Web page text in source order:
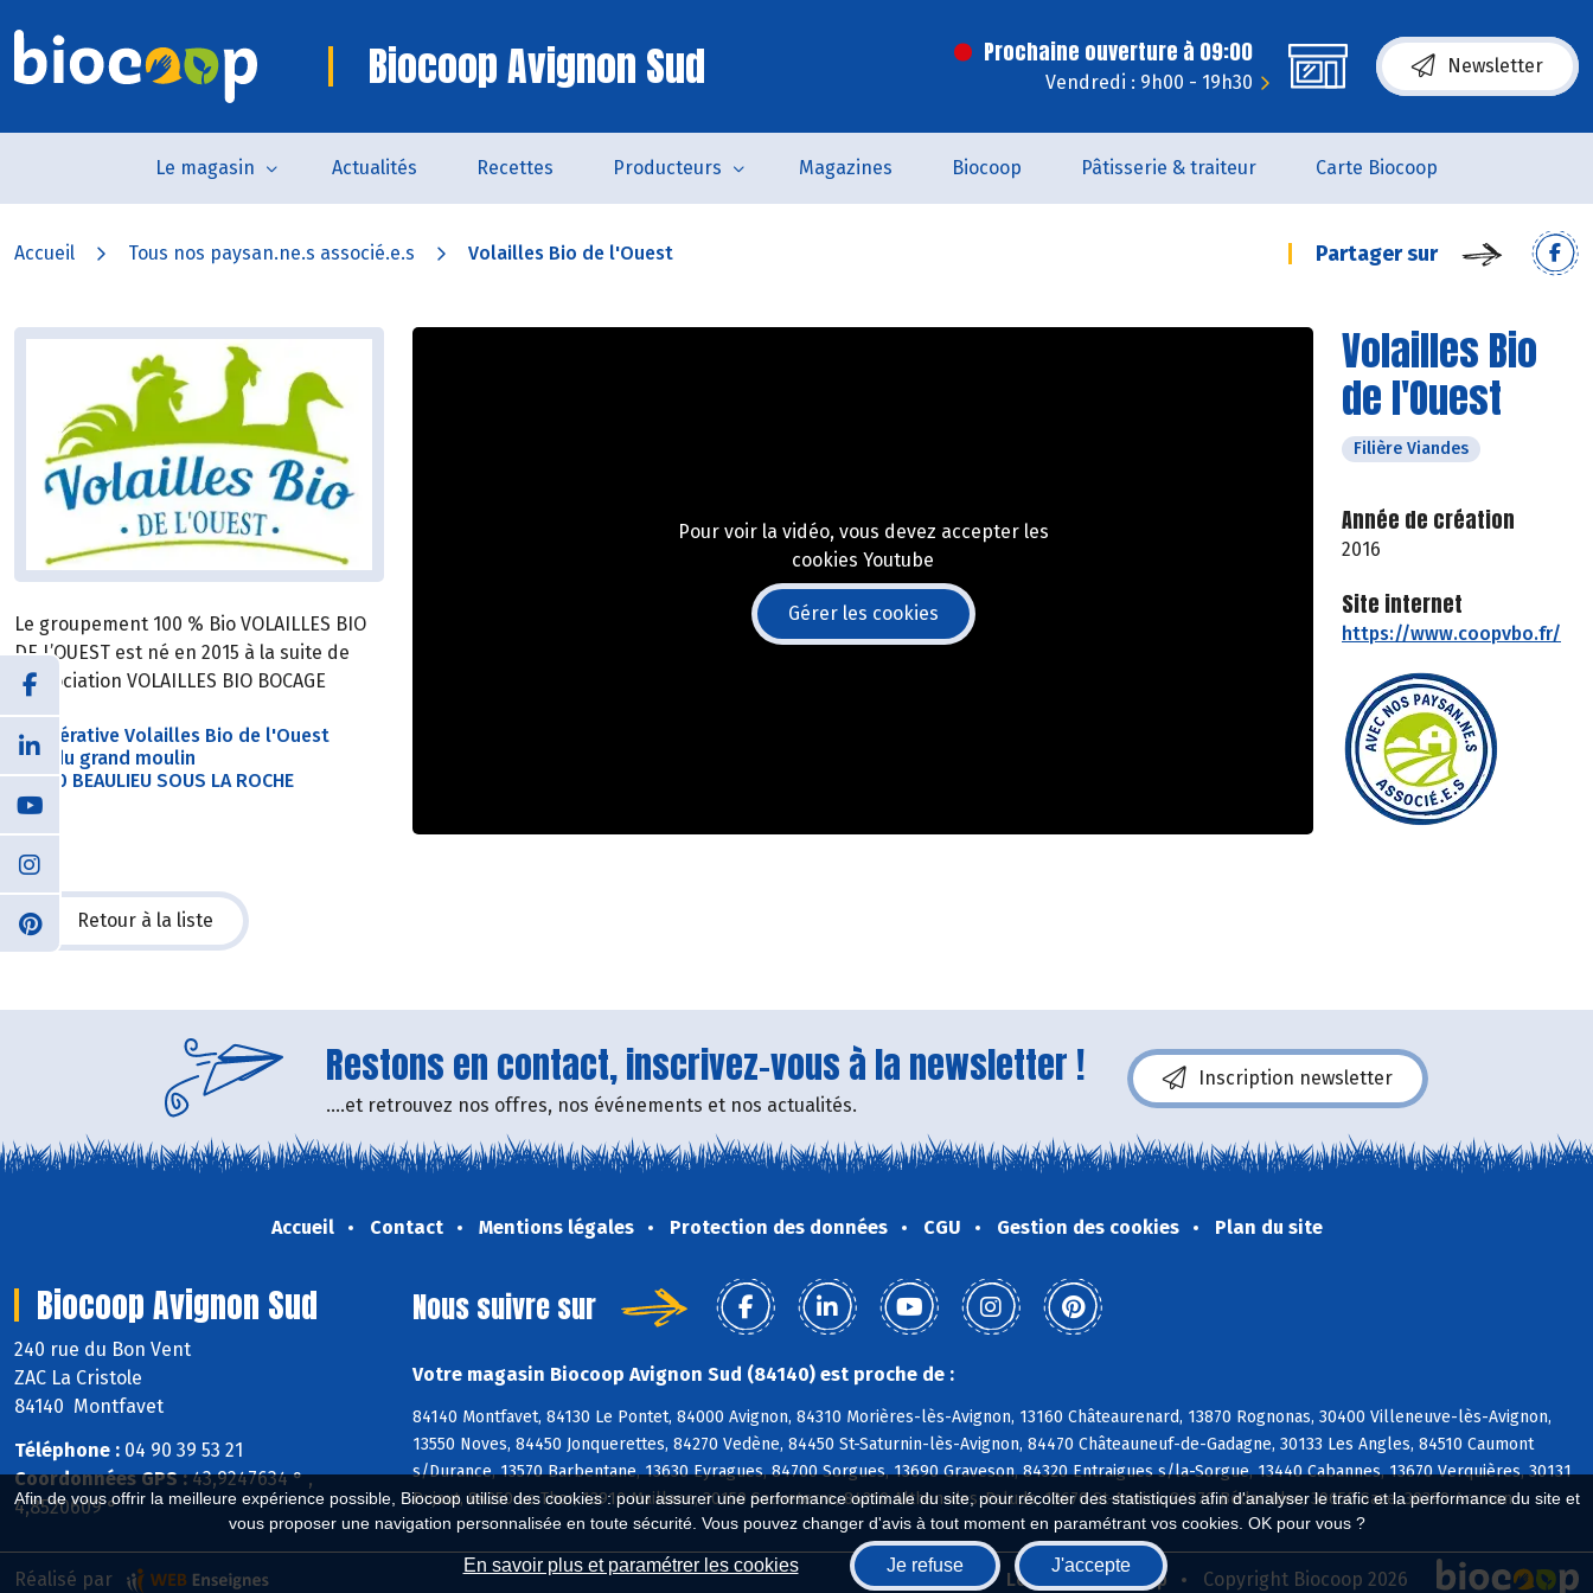
Afin de vous offrir la meilleure expérience possible, Biocoop utilise des cookies : pour assurer une performance optimale du site, pour récolter des statistiques afin d'analyser le trafic et la performance du site et
vous proposer une navigation personnalisée en toute sécurité. Vous pouvez changer d'avis à tout moment en paramétrant vos cookies. OK pour vous ?
En savoir plus et paramétrer les cookies Je refuse J'accepte
Biocoop Avignon Sud Prochaine ouverture à 09:00
Vendredi : 9h00 - 19h30
Newsletter
Le magasin Actualités Recettes Producteurs Magazines Biocoop Pâtisserie & traiteur Carte Biocoop
Accueil Tous nos paysan.ne.s associé.e.s Volailles Bio de l'Ouest Partager sur
Volailles Bio
de l'Ouest
Filière Viandes
Année de création
2016
Site internet
https://www.coopvbo.fr/
Le groupement 100 % Bio VOLAILLES BIO
DE L’OUEST est né en 2015 à la suite de
l’association VOLAILLES BIO BOCAGE
Coopérative Volailles Bio de l'Ouest
Rue du grand moulin
85190 BEAULIEU SOUS LA ROCHE
Pour voir la vidéo, vous devez accepter les
cookies Youtube
Gérer les cookies
Retour à la liste
Restons en contact, inscrivez-vous à la newsletter !
....et retrouvez nos offres, nos événements et nos actualités.
Inscription newsletter
Accueil Contact Mentions légales Protection des données CGU Gestion des cookies Plan du site
Biocoop Avignon Sud
240 rue du Bon Vent
ZAC La Cristole
84140 Montfavet
Téléphone : 04 90 39 53 21
Coordonnées GPS :43,9247634 ° ,
4,8520609 °
Nous suivre sur
Votre magasin Biocoop Avignon Sud (84140) est proche de :
84140 Montfavet, 84130 Le Pontet, 84000 Avignon, 84310 Morières-lès-Avignon, 13160 Châteaurenard, 13870 Rognonas, 30400 Villeneuve-lès-Avignon,
13550 Noves, 84450 Jonquerettes, 84270 Vedène, 84450 St-Saturnin-lès-Avignon, 84470 Châteauneuf-de-Gadagne, 30133 Les Angles, 84510 Caumont
s/Durance, 13570 Barbentane, 13630 Eyragues, 84700 Sorgues, 13690 Graveson, 84320 Entraigues s/la-Sorgue, 13440 Cabannes, 13670 Verquières, 30131
Pujaut, 84250 Le Thor, 13910 Maillane, 30150 Sauveterre, 84210 Althen-des-Paluds, 13670 St-Andiol, 84370 Bédarrides, 30650 Saze, 30390 Aramon
Le réseau Biocoop Copyright Biocoop 2026
Réalisé par